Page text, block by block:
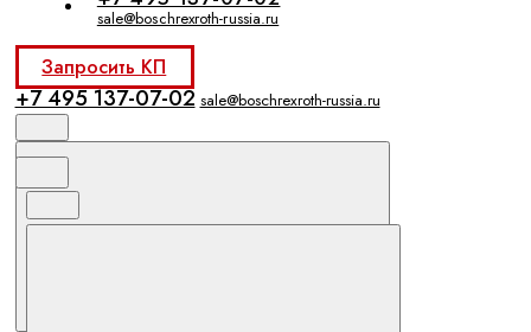
sale@boschrexroth-russia.ru
Запросить КП
+7 495 137-07-02 sale@boschrexroth-russia.ru